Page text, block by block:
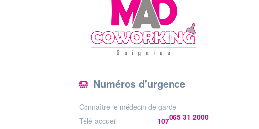
Numéros d'urgence
Connaître le médecin de garde
065 31 2000
Télé-accueil
107